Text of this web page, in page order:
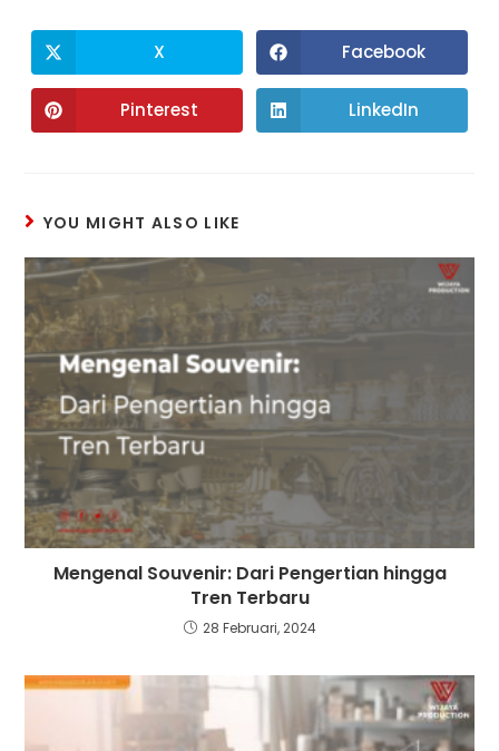
X Facebook
Pinterest LinkedIn
YOU MIGHT ALSO LIKE
Mengenal Souvenir: Dari Pengertian hingga
Tren Terbaru
28 Februari, 2024